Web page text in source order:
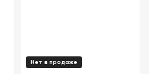
Нет в продаже